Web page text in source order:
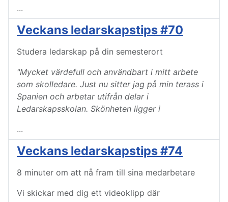
...
Veckans ledarskapstips #70
Studera ledarskap på din semesterort
"Mycket värdefull och användbart i mitt arbete
som skolledare. Just nu sitter jag på min terass i
Spanien och arbetar utifrån delar i
Ledarskapsskolan. Skönheten ligger i
...
Veckans ledarskapstips #74
8 minuter om att nå fram till sina medarbetare
Vi skickar med dig ett videoklipp där